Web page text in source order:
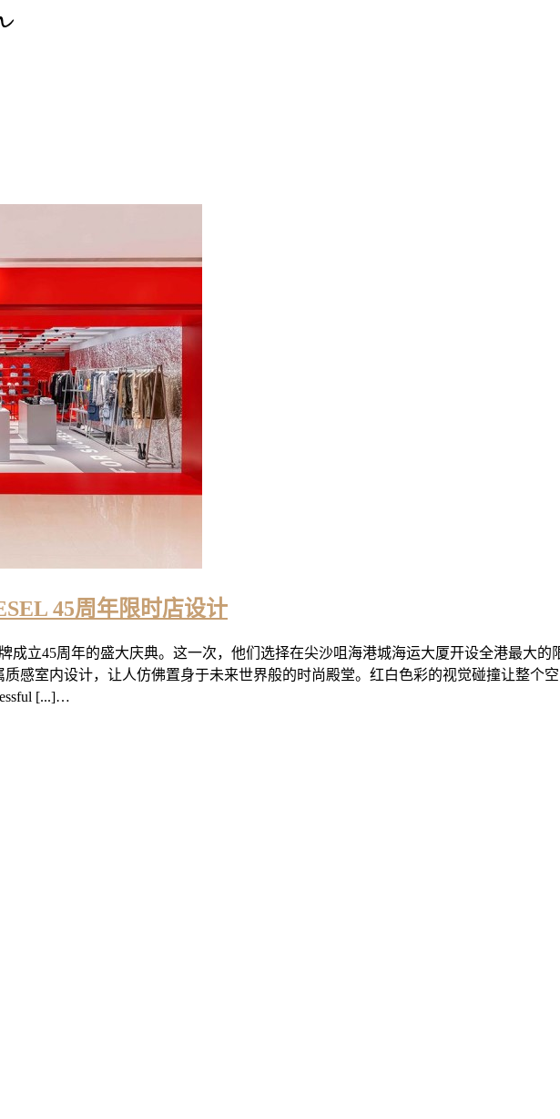
45周年限时店设计
成立45周年的盛大庆典。这一次，他们选择在尖沙咀海港城海运大厦开设全港最大
感室内设计，让人仿佛置身于未来世界般的时尚殿堂。红白色彩的视觉碰撞让整个
[...]…